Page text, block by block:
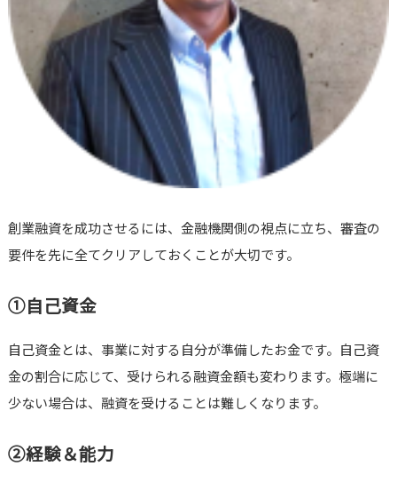
創業融資を成功させるには、金融機関側の視点に立ち、審査の
要件を先に全てクリアしておくことが大切です。
①自己資金
自己資金とは、事業に対する自分が準備したお金です。自己資
金の割合に応じて、受けられる融資金額も変わります。極端に
少ない場合は、融資を受けることは難しくなります。
②経験＆能力